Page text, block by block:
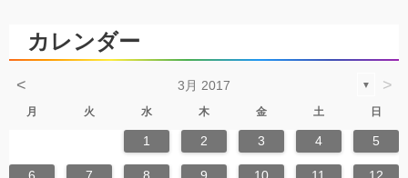
カレンダー
< 3月 2017 ▼ >
月 火 水 木 金 土 日
1 2 3 4 5